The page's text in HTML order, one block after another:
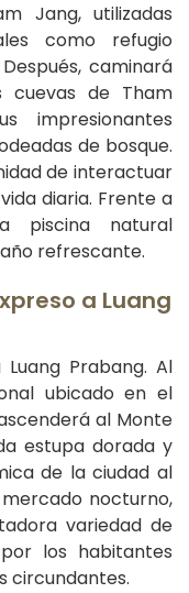
Jang, utilizadas
como refugio
caminará
cuevas de Tham
impresionantes
de bosque.
de interactuar
diaria. Frente a
piscina natural
refrescante.
a Luang
Prabang. Al
ubicado en el
al Monte
estupa dorada y
de la ciudad al
nocturno,
variedad de
los habitantes
circundantes.